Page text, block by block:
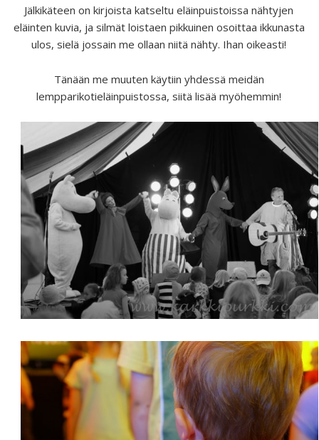
Jälkikäteen on kirjoista katseltu eläinpuistoissa nähtyjen
eläinten kuvia, ja silmät loistaen pikkuinen osoittaa ikkunasta
ulos, sielä jossain me ollaan niitä nähty. Ihan oikeasti!
Tänään me muuten käytiin yhdessä meidän
lempparikotieläinpuistossa, siitä lisää myöhemmin!